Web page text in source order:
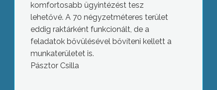
komfortosabb ügyintézést tesz
lehetővé. A 70 négyzetméteres terület
eddig raktárként funkcionált, de a
feladatok bővülésével bővíteni kellett a
munkaterületet is.
Pásztor Csilla